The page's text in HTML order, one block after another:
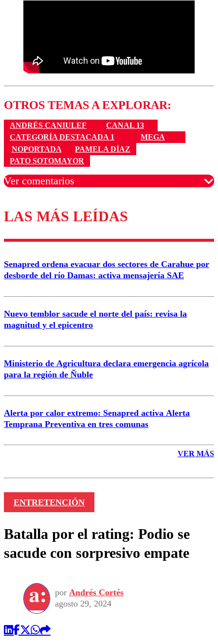
OTROS TEMAS A EXPLORAR:
ANDRÉS CANIULEF
CANAL 13
CATEGORÍA DESTACADA 1
MEGA
NOPORTADA
PAMELA DÍAZ
PATO SOTOMAYOR
Ver comentarios
Los comentarios son moderados para garantizar un
diálogo respetuoso.
Correo
LAS MÁS LEÍDAS
Senapred ordena evacuar dos sectores de Carahue por
desborde del río Damas: activa mensajería SAE
Nuevo temblor sacude el norte del país: revisa la
magnitud y el epicentro
Ministerio de Agricultura declara emergencia agrícola
para la región de Ñuble
Alerta por calor extremo: Senapred activa Alerta
Temprana Preventiva en tres comunas
VER MÁS
ENTRETENCIÓN
Batalla por el rating: Podio se
sacude con sorpresivo empate
por Andrés Cortés
agosto 29, 2024